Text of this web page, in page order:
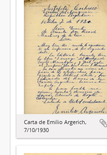
Carta de Emilio Argerich,
7/10/1930